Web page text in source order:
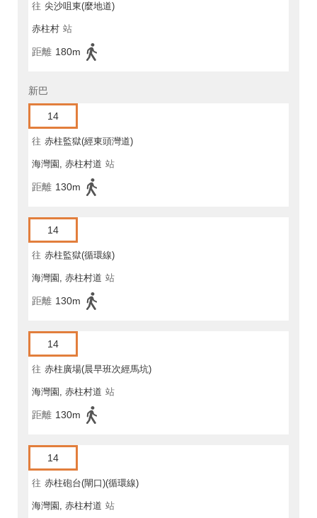
往 尖沙咀東(麼地道)
赤柱村 站
距離 180m
新巴
14
往 赤柱監獄(經東頭灣道)
海灣園, 赤柱村道 站
距離 130m
14
往 赤柱監獄(循環線)
海灣園, 赤柱村道 站
距離 130m
14
往 赤柱廣場(晨早班次經馬坑)
海灣園, 赤柱村道 站
距離 130m
14
往 赤柱砲台(閘口)(循環線)
海灣園, 赤柱村道 站